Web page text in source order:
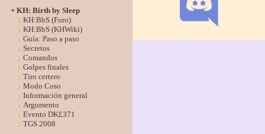
+ KH: Birth by Sleep
KH:BbS (Foro)
KH:BbS (KHWiki)
Guía: Paso a paso
Secretos
Comandos
Golpes finales
Tiro certero
Modo Coso
Información general
Argumento
Evento DK£371
TGS 2008